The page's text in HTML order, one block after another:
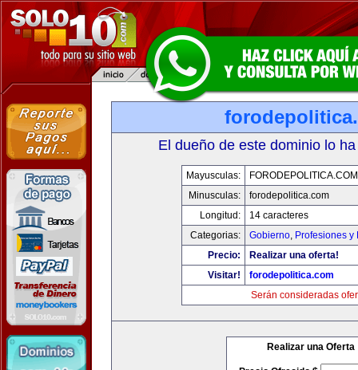
El dueño de este dominio lo
Mayusculas:
FORODEPOLITICA.COM
Minusculas:
forodepolitica.com
Longitud:
14 caracteres
Categorias:
Gobierno, Profesiones y
Precio:
Realizar una oferta!
Visitar!
forodepolitica.com
Serán consideradas
Realizar una Oferta